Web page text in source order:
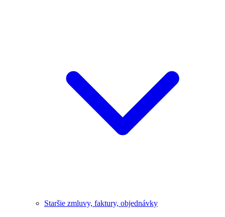
Staršie zmluvy, faktury, objednávky